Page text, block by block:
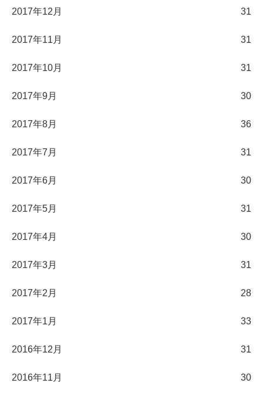
2017年12月 31
2017年11月 31
2017年10月 31
2017年9月 30
2017年8月 36
2017年7月 31
2017年6月 30
2017年5月 31
2017年4月 30
2017年3月 31
2017年2月 28
2017年1月 33
2016年12月 31
2016年11月 30